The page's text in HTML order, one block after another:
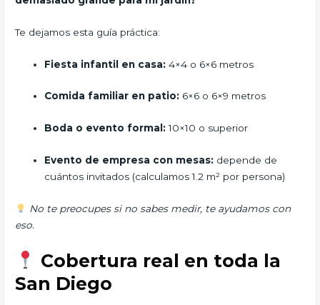
Te dejamos esta guía práctica:
Fiesta infantil en casa: 4×4 o 6×6 metros
Comida familiar en patio: 6×6 o 6×9 metros
Boda o evento formal:10×10 o superior
Evento de empresa con mesas: depende de
cuántos invitados (calculamos 1.2 m² por persona)
No te preocupes si no sabes medir, te ayudamos con
eso.
Cobertura real en toda la
San Diego